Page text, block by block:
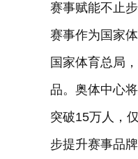
赛事赋能不止
赛事作为国家
国家体育总局
品。奥体中心
突破15万人，
步提升赛事品牌